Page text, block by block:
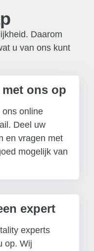
Daarom
u van ons kunt
ons op
ons online
Deel uw
en vragen met
mogelijk van
expert
experts
op. Wij